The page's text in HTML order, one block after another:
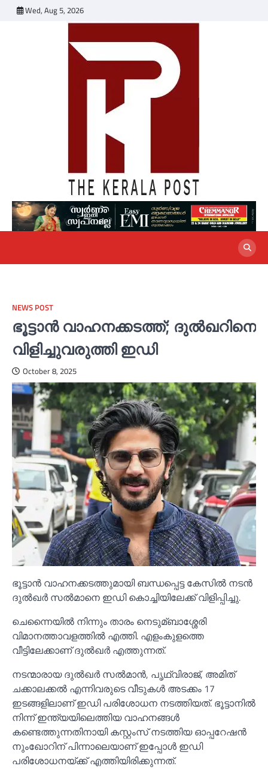
Wed, Aug 5, 2026
NEWS POST
ഭൂട്ടാൻ വാഹനക്കടത്ത്; ദുല്‍ഖറിനെ
വിളിച്ചുവരുത്തി ഇഡി
October 8, 2025
ഭൂട്ടാൻ വാഹനക്കടത്തുമായി ബന്ധപ്പെട്ട കേസില്‍ നടൻ
ദുല്‍ഖർ സല്‍മാനെ ഇഡി കൊച്ചിയിലേക്ക് വിളിപ്പിച്ചു.
ചെന്നൈയില്‍ നിന്നും താരം നെടുമ്ബാശ്ശേരി
വിമാനത്താവളത്തില്‍ എത്തി. എളംകുളത്തെ
വീട്ടിലേക്കാണ് ദുല്‍ഖർ എത്തുന്നത്.
നടന്മാരായ ദുല്‍ഖർ സല്‍മാൻ, പൃഥ്വിരാജ്, അമിത്
ചക്കാലക്കല്‍ എന്നിവരുടെ വീടുകള്‍ അടക്കം 17
ഇടങ്ങളിലാണ് ഇഡി പരിശോധന നടത്തിയത്. ഭൂട്ടാനില്‍
നിന്ന് ഇന്ത്യയിലെത്തിയ വാഹനങ്ങള്‍
കണ്ടെത്തുന്നതിനായി കസ്റ്റംസ് നടത്തിയ ഓപ്പറേഷൻ
നുംഖോറിന് പിന്നാലെയാണ് ഇപ്പോള്‍ ഇഡി
പരിശോധനയ്ക്ക് എത്തിയിരിക്കുന്നത്.